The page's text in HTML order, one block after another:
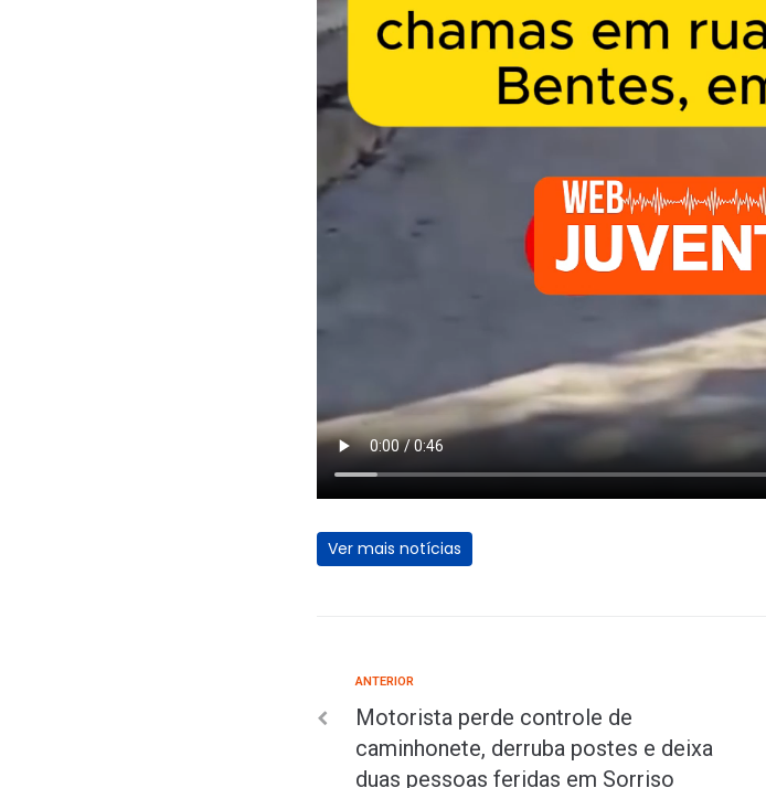
Ver mais notícias
ANTERIOR
Motorista perde controle de
caminhonete, derruba postes e deixa
duas pessoas feridas em Sorriso